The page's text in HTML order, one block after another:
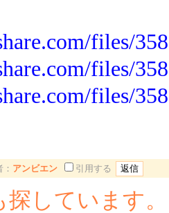
files/
files/
files/
アンビエン 引用する
探しています